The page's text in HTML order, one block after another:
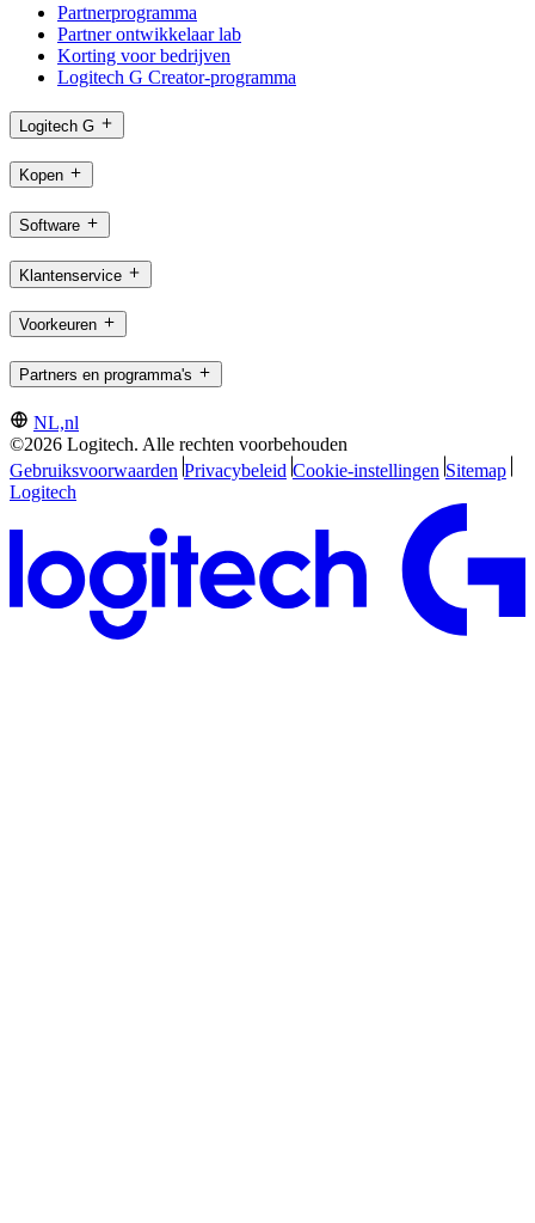
Partnerprogramma
Partner ontwikkelaar lab
Korting voor bedrijven
Logitech G Creator-programma
Logitech G
Kopen
Software
Klantenservice
Voorkeuren
Partners en programma's
NL,nl
©2026 Logitech. Alle rechten voorbehouden
Gebruiksvoorwaarden Privacybeleid Cookie-instellingen Sitemap
Logitech